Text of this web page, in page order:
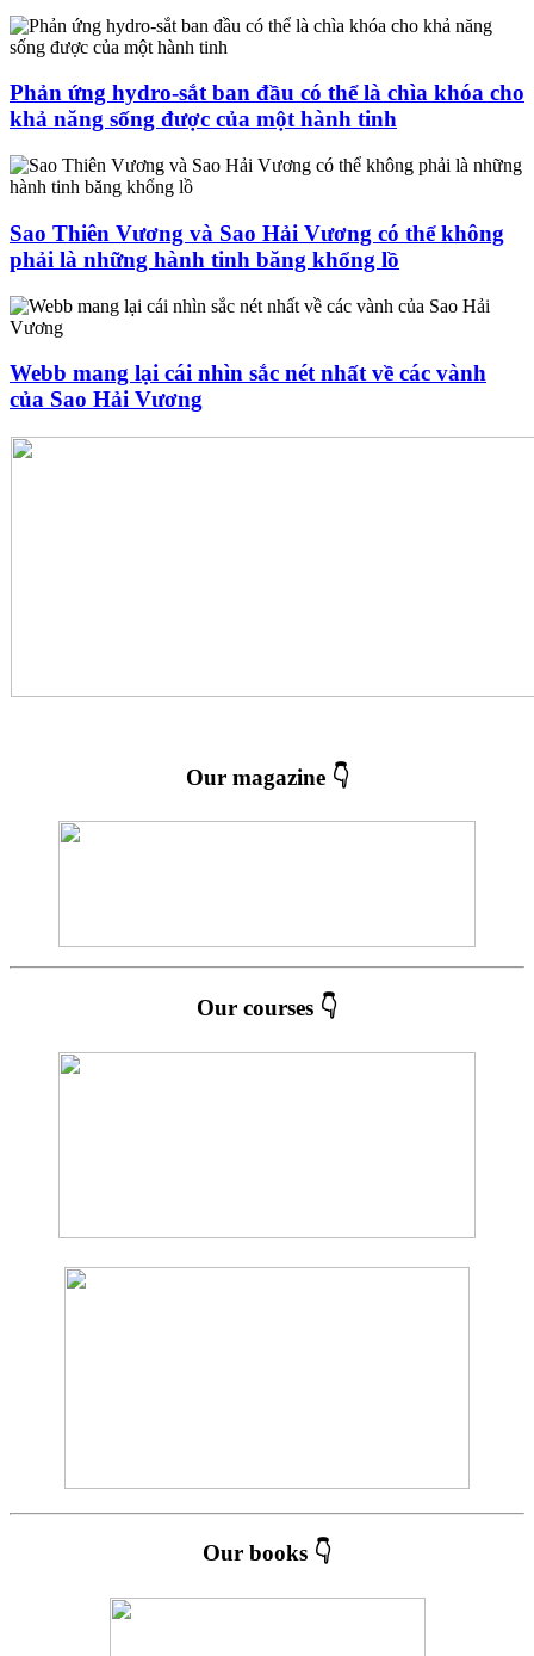
Phản ứng hydro-sắt ban đầu có thể là chìa khóa cho
khả năng sống được của một hành tinh
Sao Thiên Vương và Sao Hải Vương có thể không
phải là những hành tinh băng khổng lồ
Webb mang lại cái nhìn sắc nét nhất về các vành
của Sao Hải Vương
Our magazine 👇
Our courses 👇
Our books 👇